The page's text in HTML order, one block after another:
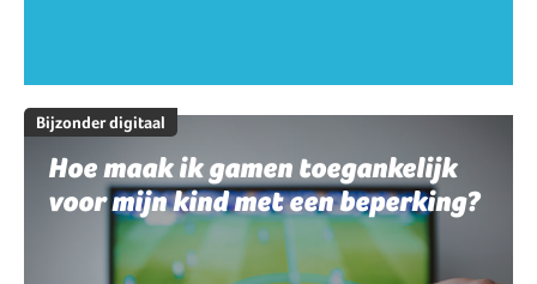
Bijzonder digitaal
Hoe maak ik gamen toegankelijk
voor mijn kind met een beperking?